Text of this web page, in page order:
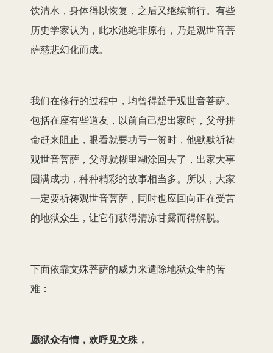
饮清水，身体得以恢复，之后又继续前行。有些
历史学家认为，此水池绝非原有，乃是观世音菩
萨慈悲幻化而成。
我们在修行的过程中，均曾得益于观世音菩萨。
包括在座有些道友，以前自己想出家时，父母拼
命赶来阻止，眼看就要功亏一篑时，他默默祈祷
观世音菩萨，父母就糊里糊涂回去了，出家大事
圆满成功，种种精彩的故事相当多。所以，大家
一定要祈祷观世音菩萨，同时也应回向正在受苦
的地狱众生，让它们获得清凉甘露而得解脱。
下面依靠文殊菩萨的威力来遣除地狱众生的苦
难：
愿狱众有情，欢呼见文殊，